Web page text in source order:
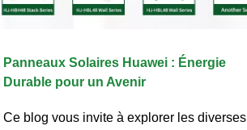
Panneaux Solaires Huawei : Énergie
Durable pour un Avenir
Ce blog vous invite à explorer les diverses